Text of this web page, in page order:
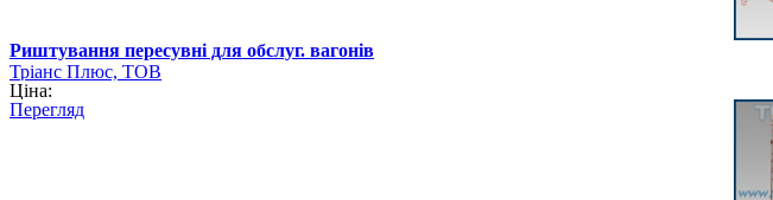
Риштування пересувні для обслуг. вагонів
Тріанс Плюс, ТОВ
Ціна:
Перегляд